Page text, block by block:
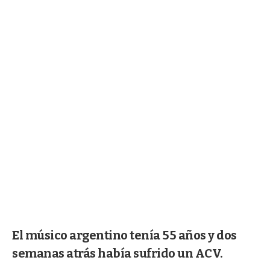
El músico argentino tenía 55 años y dos
semanas atrás había sufrido un ACV.